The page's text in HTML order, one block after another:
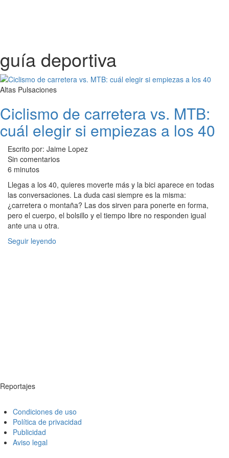
guía deportiva
Altas Pulsaciones
Ciclismo de carretera vs. MTB:
cuál elegir si empiezas a los 40
Escrito por: Jaime Lopez
Sin comentarios
6 minutos
Llegas a los 40, quieres moverte más y la bici aparece en todas
las conversaciones. La duda casi siempre es la misma:
¿carretera o montaña? Las dos sirven para ponerte en forma,
pero el cuerpo, el bolsillo y el tiempo libre no responden igual
ante una u otra.
Seguir leyendo
Reportajes
Condiciones de uso
Política de privacidad
Publicidad
Aviso legal